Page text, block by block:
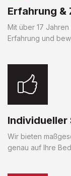
Erfahrung &
Mit über 17
Erfahrung und
Individueller
Wir bieten
genau auf Ihre